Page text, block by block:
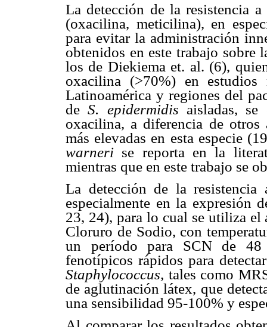
La detección de la resistencia
(oxacilina, meticilina), en
para evitar la administración
obtenidos en este trabajo sobre
los de Diekiema et. al. (6),
oxacilina (>70%) en estudios
Latinoamérica y regiones del
deS. epidermidis aisladas,
oxacilina, a diferencia de otros
más elevadas en esta especie
warneri se reporta en la
mientras que en este trabajo se
La detección de la
especialmente en la expresión
23, 24), para lo cual se utiliza
Cloruro de Sodio, con
un período para SCN de 48
fenotípicos rápidos para
Staphylococcus, tales como
de aglutinación látex, que
una sensibilidad 95-100% y